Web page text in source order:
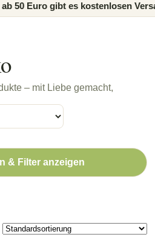
50 Euro gibt es kostenlosen
– mit Liebe gemacht,
& Filter anzeigen